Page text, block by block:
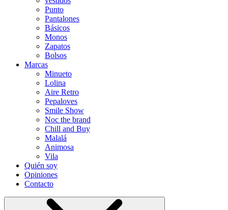
Punto
Pantalones
Básicos
Monos
Zapatos
Bolsos
Marcas
Minueto
Lolina
Aire Retro
Pepaloves
Smile Show
Noc the brand
Chill and Buy
Malalá
Animosa
Vila
Quién soy
Opiniones
Contacto